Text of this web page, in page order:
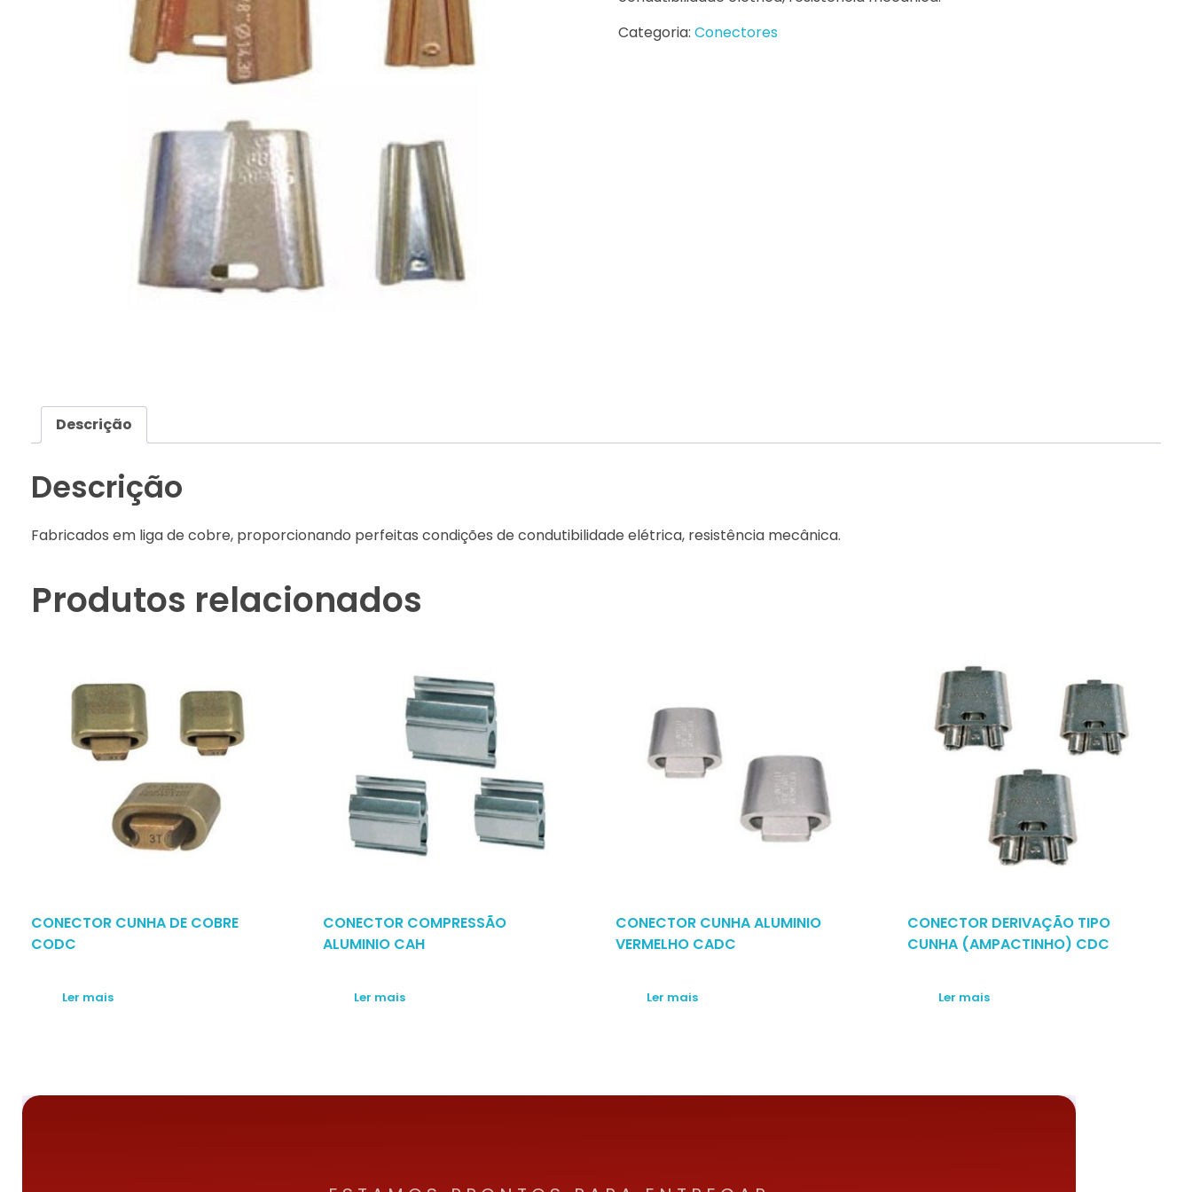
Categoria:Conectores
Descrição
Descrição
Fabricados em liga de cobre, proporcionando perfeitas condições de condutibilidade elétrica, resistência mecânica.
Produtos relacionados
CONECTOR CUNHA DE COBRE
CODC
Ler mais
CONECTOR COMPRESSÃO
ALUMINIO CAH
Ler mais
CONECTOR CUNHA ALUMINIO
VERMELHO CADC
Ler mais
CONECTOR DERIVAÇÃO TIPO
CUNHA (AMPACTINHO) CDC
Ler mais